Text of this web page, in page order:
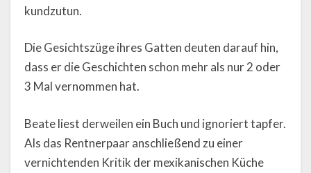
kundzutun.
Die Gesichtszüge ihres Gatten deuten darauf hin,
dass er die Geschichten schon mehr als nur 2 oder
3 Mal vernommen hat.
Beate liest derweilen ein Buch und ignoriert tapfer.
Als das Rentnerpaar anschließend zu einer
vernichtenden Kritik der mexikanischen Küche